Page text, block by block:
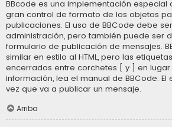
BBcode es una implementación especial
gran control de formato de los objetos
publicaciones. El uso de BBCode debe
administración, pero también puede ser
formulario de publicación de mensajes.
similar en estilo al HTML, pero las
encerrados entre corchetes [ y ] en lugar
información, lea el manual de BBCode.
vez que va a publicar un mensaje.
Arriba